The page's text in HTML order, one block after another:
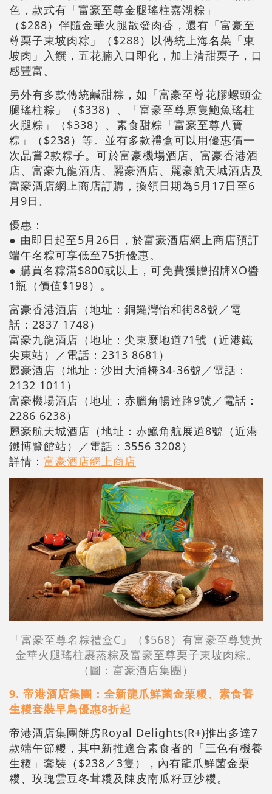
色，款式有「富豪至尊金腿瑤柱嘉湖粽」
（$288）伴隨金華火腿散發肉香，還有「富豪至
尊栗子東坡肉粽」（$288）以傳統上海名菜「東
坡肉」入饌，五花腩入口即化，加上清甜栗子，口
感豐富。
另外有多款傳統鹹甜粽，如「富豪至尊花膠螺頭金
腿瑤柱粽」（$338）、「富豪至尊原隻鮑魚瑤柱
火腿粽」（$338）、素食甜粽「富豪至尊八寶
粽」（$238）等。並有多款禮盒可以用優惠價一
次品嘗2款粽子。可於富豪機場酒店、富豪香港酒
店、富豪九龍酒店、麗豪酒店、麗豪航天城酒店及
富豪酒店網上商店訂購，換領日期為5月17日至6
月9日。
優惠：
● 由即日起至5月26日，於富豪酒店網上商店預訂
端午名粽可享低至75折優惠。
● 購買名粽滿$800或以上，可免費獲贈招牌XO醬
1瓶（價值$198）。
富豪香港酒店（地址：銅鑼灣怡和街88號／電
話：2837 1748）
富豪九龍酒店（地址：尖東麼地道71號（近港鐵
尖東站）／電話：2313 8681）
麗豪酒店（地址：沙田大涌橋34-36號／電話：
2132 1011）
富豪機場酒店（地址：赤臘角暢達路9號／電話：
2286 6238）
麗豪航天城酒店（地址：赤鱲角航展道8號（近港
鐵博覽館站）／電話：3556 3208）
詳情： 富豪酒店網上商店
「富豪至尊名粽禮盒C」（$568）有富豪至尊雙黃
金華火腿瑤柱裹蒸粽及富豪至尊栗子東坡肉粽。
（圖：富豪酒店集團）
9. 帝港酒店集團：全新龍爪鮮菌金栗糭、素食養
生糭套裝早鳥優惠8折起
帝港酒店集團餅房Royal Delights(R+)推出多達7
款端午節糭，其中新推適合素食者的「三色有機養
生糭」套裝（$238／3隻），內有龍爪鮮菌金栗
糭、玫瑰雲豆冬茸糭及陳皮南瓜籽豆沙糭。